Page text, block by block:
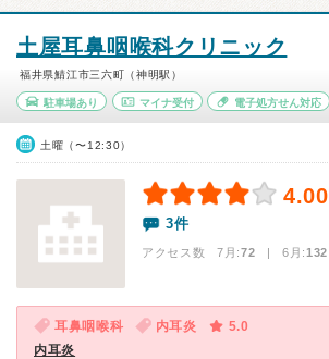
土屋耳鼻咽喉科クリニック
福井県鯖江市三六町（神明駅）
駐車場あり マイナ受付 電子処方せん対応
土曜（〜12:30）
4.00
3件
アクセス数 7月:72 | 6月:132
耳鼻咽喉科 内耳炎
5.0
内耳炎